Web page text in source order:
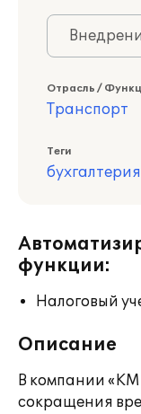
Отрасль /
Транспорт
Теги
бухгалтерия
функции:
Налоговый
Описание
В компании «КМ
сокращения